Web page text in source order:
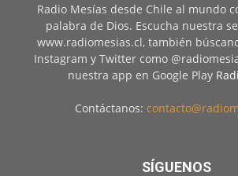
Radio Mesías desde Chile al mundo
palabra de Dios. Escucha nuestra
www.radiomesias.cl, también
Instagram y Twitter como
nuestra app en Google Play
Contáctanos:
SÍGUENOS